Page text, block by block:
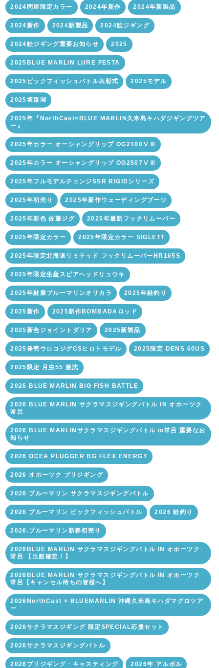
2024問屋限定カラー 2024年新作 2024年新製品
2024新作 2024新製品 2024鮭ジギング
2024鮭ジギング重要お知らせ 2025
2025BLUE MARLIN LURE FESTA
2025ビックフィッシュバトル表彰式 2025モデル
2025塘路湖
2025年『NorthCast×BLUE MARLIN久米島キハダジギングツア
ー』
2025年カラー オーシャングリップ OG2100ⅤⅢ
2025年カラー オーシャングリップ OG2507ⅤⅢ
2025年フルモデルチェンジSSR RIGIDシリーズ
2025年初売り 2025年新作ウェーディングブーツ
2025年新色 佐藤ジグ 2025年最新フックリムーバー
2025年限定カラー 2025年限定カラー SIGLETT
2025年限定北海道リミテッド フックリムーバーHR165S
2025年限定生産スピアヘッドリュウキ
2025年鮭勝ブルーマリンオリカラ 2025年鮭釣り
2025新作 2025新作BOMBADAロッド
2025新色ジョイントダリア 2025新製品
2025発売ウロコジグCSヒロトモデル 2025限定 DENS 60US
2025限定 月虫55 激沈
2026 BLUE MARLIN BIG FISH BATTLE
2026 BLUE MARLIN サクラマスジギングバトル IN オホーツク
常呂
2026 BLUE MARLINサクラマスジギングバトル in常呂 重要なお
知らせ
2026 OCEA PLUGGER BG FLEX ENERGY
2026 オホーツク ブリジギング
2026 ブルーマリン サクラマスジギングバトル
2026 ブルーマリン ビックフィッシュバトル 2026 鮭釣り
2026.ブルーマリン新春初売り
2026BLUE MARLIN サクラマスジギングバトル IN オホーツク
常呂 【出船確定！】
2026BLUE MARLIN サクラマスジギングバトル IN オホーツク
常呂【キャンセル待ちの皆様へ】
2026NorthCast × BLUEMARLIN 沖縄久米島キハダマグロツア
ー
2026サクラマスジギング 限定SPECIAL応援セット
2026サクラマスジギングバトル
2026ブリジギング・キャスティング 2026年 アルボル